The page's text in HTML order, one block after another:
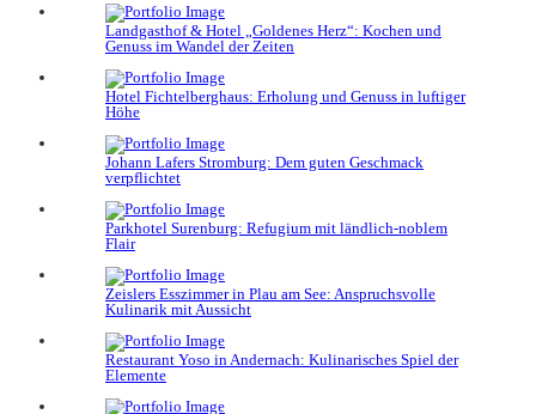
Landgasthof & Hotel „Goldenes Herz“: Kochen und
Genuss im Wandel der Zeiten
Hotel Fichtelberghaus: Erholung und Genuss in luftiger
Höhe
Johann Lafers Stromburg: Dem guten Geschmack
verpflichtet
Parkhotel Surenburg: Refugium mit ländlich-noblem
Flair
Zeislers Esszimmer in Plau am See: Anspruchsvolle
Kulinarik mit Aussicht
Restaurant Yoso in Andernach: Kulinarisches Spiel der
Elemente